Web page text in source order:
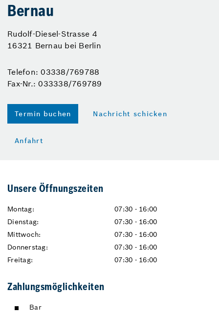
Bernau
Rudolf-Diesel-Strasse 4
16321 Bernau bei Berlin
Telefon: 03338/769788
Fax-Nr.: 033338/769789
Termin buchen Nachricht schicken
Anfahrt
Unsere Öffnungszeiten
Montag:
07:30 - 16:00
Dienstag:
07:30 - 16:00
Mittwoch:
07:30 - 16:00
Donnerstag:
07:30 - 16:00
Freitag:
07:30 - 16:00
Zahlungsmöglichkeiten
Bar